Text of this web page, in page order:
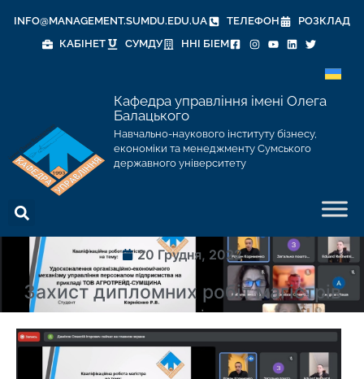
INFO@MANAGEMENT.SUMDU.EDU.UA ТЕЛЕФОН
РОЗКЛАД
КАБІНЕТ
СУМДУ ННІ БІЕМ
Кафедра управління імені Олега
Балацького
Навчально-наукового інституту бізнесу,
економіки та менеджменту Сумського
державного університету
20 Грудня, 2022
Захист дипломних робіт магістрів